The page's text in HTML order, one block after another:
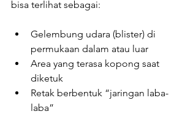
bisa terlihat sebagai:
Gelembung udara (blister) di
permukaan dalam atau luar
Area yang terasa kopong saat
diketuk
Retak berbentuk “jaringan laba-
laba”